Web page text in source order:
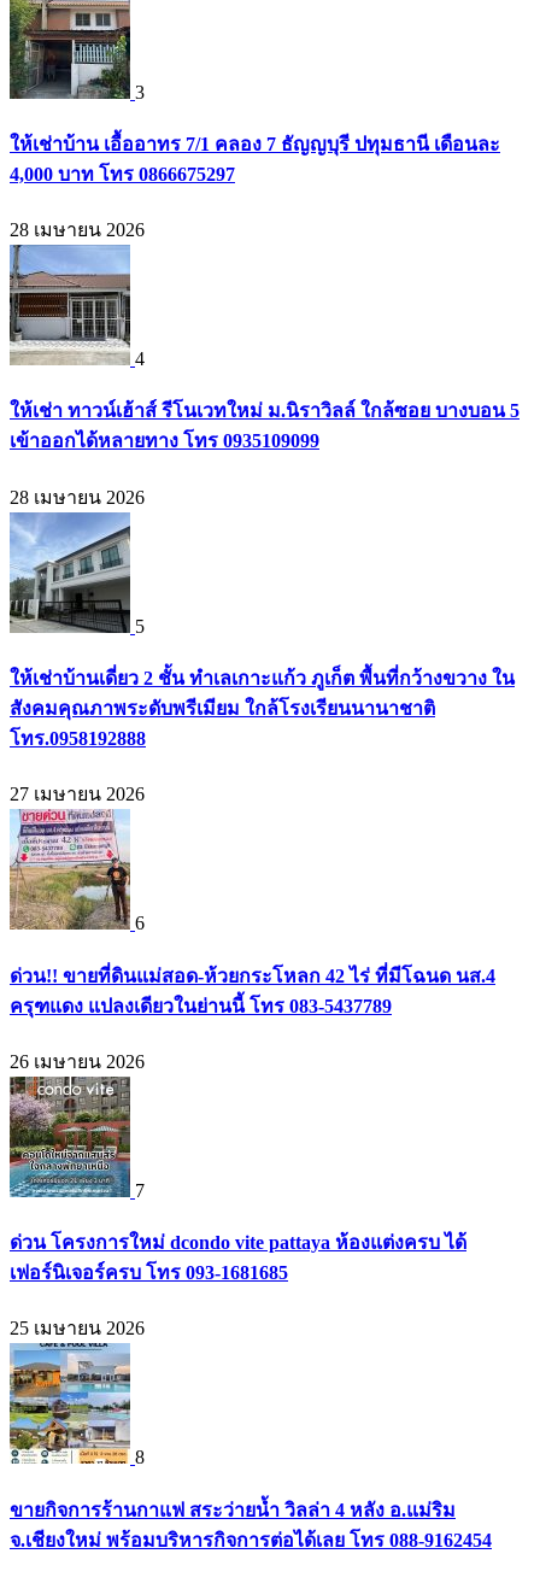
3
ให้เช่าบ้าน เอื้ออาทร 7/1 คลอง 7 ธัญญบุรี ปทุมธานี เดือนละ
4,000 บาท โทร 0866675297
28 เมษายน 2026
4
ให้เช่า ทาวน์เฮ้าส์ รีโนเวทใหม่ ม.นิราวิลล์ ใกล้ซอย บางบอน 5
เข้าออกได้หลายทาง โทร 0935109099
28 เมษายน 2026
5
ให้เช่าบ้านเดี่ยว 2 ชั้น ทำเลเกาะแก้ว ภูเก็ต พื้นที่กว้างขวาง ใน
สังคมคุณภาพระดับพรีเมียม ใกล้โรงเรียนนานาชาติ
โทร.0958192888
27 เมษายน 2026
6
ด่วน!! ขายที่ดินแม่สอด-ห้วยกระโหลก 42 ไร่ ที่มีโฉนด นส.4
ครุฑแดง แปลงเดียวในย่านนี้ โทร 083-5437789
26 เมษายน 2026
7
ด่วน โครงการใหม่ dcondo vite pattaya ห้องแต่งครบ ได้
เฟอร์นิเจอร์ครบ โทร 093-1681685
25 เมษายน 2026
8
ขายกิจการร้านกาแฟ สระว่ายน้ำ วิลล่า 4 หลัง อ.แม่ริม
จ.เชียงใหม่ พร้อมบริหารกิจการต่อได้เลย โทร 088-9162454